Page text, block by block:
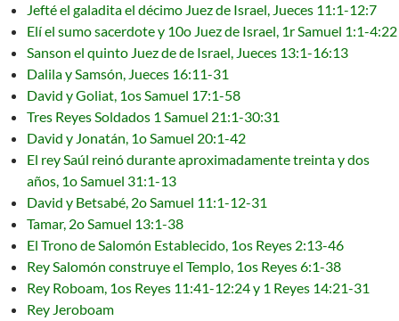
Jefté el galadita el décimo Juez de Israel, Jueces 11:1-12:7
Elí el sumo sacerdote y 10o Juez de Israel, 1r Samuel 1:1-4:22
Sanson el quinto Juez de de Israel, Jueces 13:1-16:13
Dalila y Samsón, Jueces 16:11-31
David y Goliat, 1os Samuel 17:1-58
Tres Reyes Soldados 1 Samuel 21:1-30:31
David y Jonatán, 1o Samuel 20:1-42
El rey Saúl reinó durante aproximadamente treinta y dos
años, 1o Samuel 31:1-13
David y Betsabé, 2o Samuel 11:1-12-31
Tamar, 2o Samuel 13:1-38
El Trono de Salomón Establecido, 1os Reyes 2:13-46
Rey Salomón construye el Templo, 1os Reyes 6:1-38
Rey Roboam, 1os Reyes 11:41-12:24 y 1 Reyes 14:21-31
Rey Jeroboam